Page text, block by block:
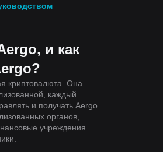
и как
криптовалюта. Она
каждый
и получать Aergo
органов,
учреждения